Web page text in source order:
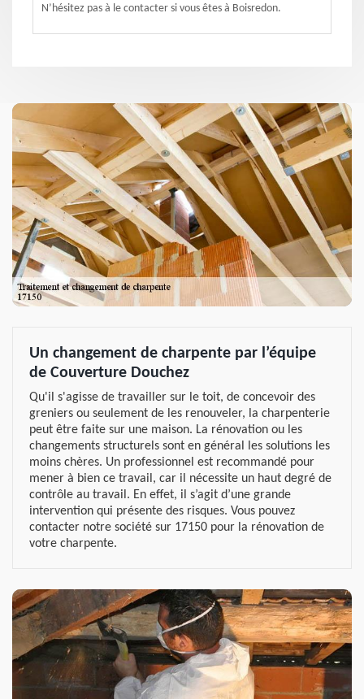
N’hésitez pas à le contacter si vous êtes à Boisredon.
Un changement de charpente par l’équipe
de Couverture Douchez
Qu'il s'agisse de travailler sur le toit, de concevoir des
greniers ou seulement de les renouveler, la charpenterie
peut être faite sur une maison. La rénovation ou les
changements structurels sont en général les solutions les
moins chères. Un professionnel est recommandé pour
mener à bien ce travail, car il nécessite un haut degré de
contrôle au travail. En effet, il s’agit d’une grande
intervention qui présente des risques. Vous pouvez
contacter notre société sur 17150 pour la rénovation de
votre charpente.